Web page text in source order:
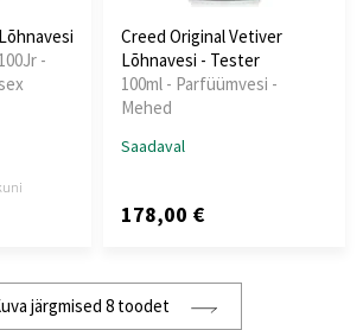
-
Creed Original Vetiver
Lõhnavesi - Tester
100ml - Parfüümvesi -
Mehed
Saadaval
178,00 €
järgmised 8 toodet